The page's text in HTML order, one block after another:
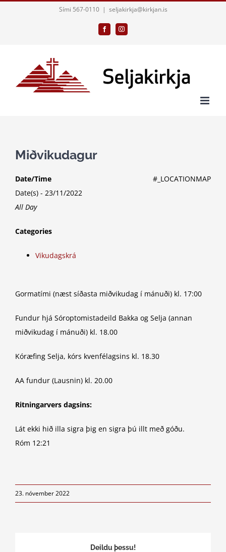
Sími 567-0110 | seljakirkja@kirkjan.is
FacebookInstagram
Miðvikudagur
#_LOCATIONMAP
Date/Time
Date(s) - 23/11/2022
All Day
Categories
Vikudagskrá
Gormatími (næst síðasta miðvikudag í mánuði) kl. 17:00
Fundur hjá Sóroptomistadeild Bakka og Selja (annan
miðvikudag í mánuði) kl. 18.00
Kóræfing Selja, kórs kvenfélagsins kl. 18.30
AA fundur (Lausnin) kl. 20.00
Ritningarvers dagsins:
Lát ekki hið illa sigra þig en sigra þú illt með góðu.
Róm 12:21
23. nóvember 2022
Deildu þessu!